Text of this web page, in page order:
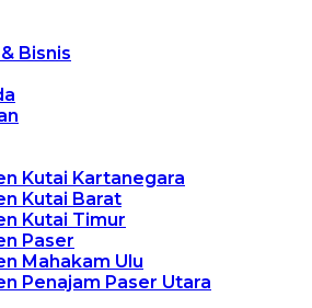
Bisnis
Kutai Kartanegara
Kutai Barat
Kutai Timur
Paser
Mahakam Ulu
Penajam Paser Utara